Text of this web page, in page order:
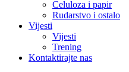
Celuloza i papir
Rudarstvo i ostalo
Vijesti
Vijesti
Trening
Kontaktirajte nas